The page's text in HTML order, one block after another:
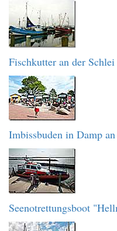
Fischkutter an der Schlei
Imbissbuden in Damp
Seenotrettungsboot